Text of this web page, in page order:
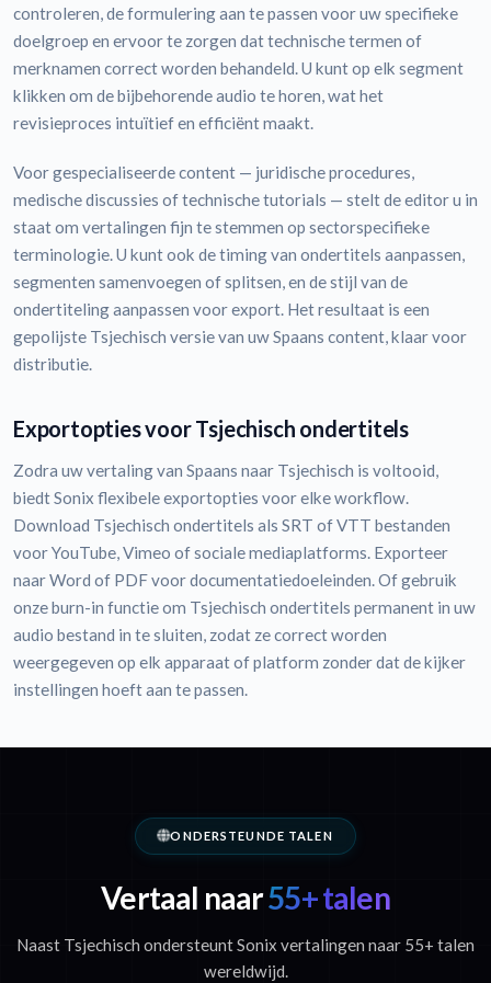
controleren, de formulering aan te passen voor uw specifieke
doelgroep en ervoor te zorgen dat technische termen of
merknamen correct worden behandeld. U kunt op elk segment
klikken om de bijbehorende audio te horen, wat het
revisieproces intuïtief en efficiënt maakt.
Voor gespecialiseerde content — juridische procedures,
medische discussies of technische tutorials — stelt de editor u in
staat om vertalingen fijn te stemmen op sectorspecifieke
terminologie. U kunt ook de timing van ondertitels aanpassen,
segmenten samenvoegen of splitsen, en de stijl van de
ondertiteling aanpassen voor export. Het resultaat is een
gepolijste Tsjechisch versie van uw Spaans content, klaar voor
distributie.
Exportopties voor Tsjechisch ondertitels
Zodra uw vertaling van Spaans naar Tsjechisch is voltooid,
biedt Sonix flexibele exportopties voor elke workflow.
Download Tsjechisch ondertitels als SRT of VTT bestanden
voor YouTube, Vimeo of sociale mediaplatforms. Exporteer
naar Word of PDF voor documentatiedoeleinden. Of gebruik
onze burn-in functie om Tsjechisch ondertitels permanent in uw
audio bestand in te sluiten, zodat ze correct worden
weergegeven op elk apparaat of platform zonder dat de kijker
instellingen hoeft aan te passen.
ONDERSTEUNDE TALEN
Vertaal naar55+ talen
Naast Tsjechisch ondersteunt Sonix vertalingen naar 55+ talen
wereldwijd.